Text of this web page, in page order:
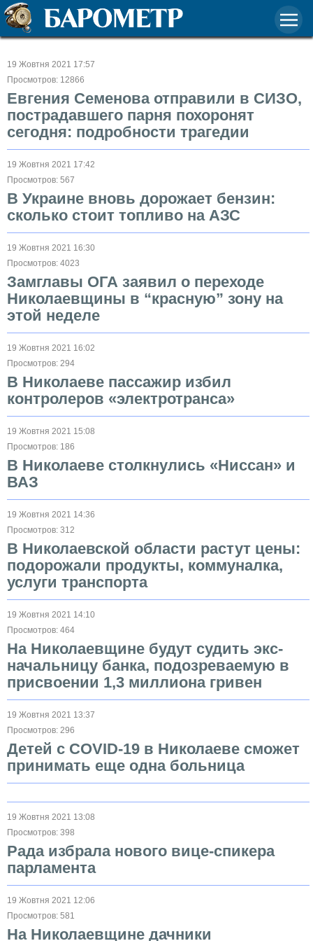
19 Жовтня 2021 17:57
Просмотров: 12866
Евгения Семенова отправили в СИЗО,
пострадавшего парня похоронят
сегодня: подробности трагедии
19 Жовтня 2021 17:42
Просмотров: 567
В Украине вновь дорожает бензин:
сколько стоит топливо на АЗС
19 Жовтня 2021 16:30
Просмотров: 4023
Замглавы ОГА заявил о переходе
Николаевщины в “красную” зону на
этой неделе
19 Жовтня 2021 16:02
Просмотров: 294
В Николаеве пассажир избил
контролеров «электротранса»
19 Жовтня 2021 15:08
Просмотров: 186
В Николаеве столкнулись «Ниссан» и
ВАЗ
19 Жовтня 2021 14:36
Просмотров: 312
В Николаевской области растут цены:
подорожали продукты, коммуналка,
услуги транспорта
19 Жовтня 2021 14:10
Просмотров: 464
На Николаевщине будут судить экс-
начальницу банка, подозреваемую в
присвоении 1,3 миллиона гривен
19 Жовтня 2021 13:37
Просмотров: 296
Детей с COVID-19 в Николаеве сможет
принимать еще одна больница
19 Жовтня 2021 13:08
Просмотров: 398
Рада избрала нового вице-спикера
парламента
19 Жовтня 2021 12:06
Просмотров: 581
На Николаевщине дачники